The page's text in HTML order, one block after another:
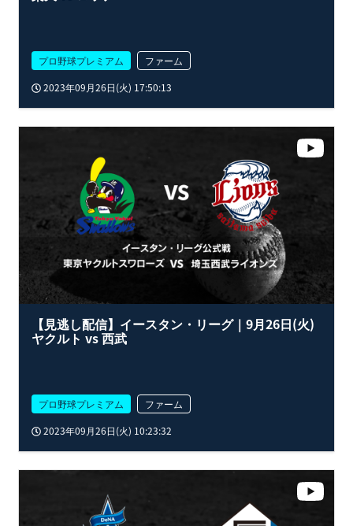
プロ野球プレミアム
ファーム
2023年09月26日(火) 17:50:13
【見逃し配信】イースタン・リーグ｜9月26日(火)
ヤクルト vs 西武
プロ野球プレミアム
ファーム
2023年09月26日(火) 10:23:32